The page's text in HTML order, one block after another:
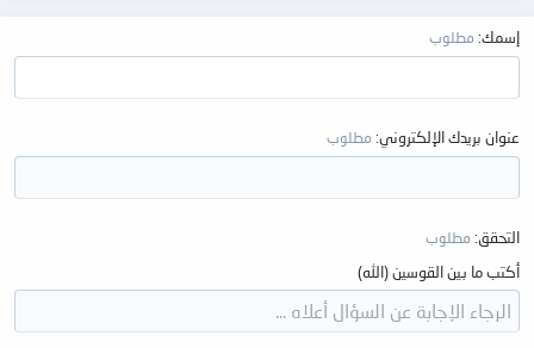
إسمك مطلوب
عنوان بريدك الإلكتروني مطلوب
التحقق مطلوب
أكتب ما بين القوسين (الله)